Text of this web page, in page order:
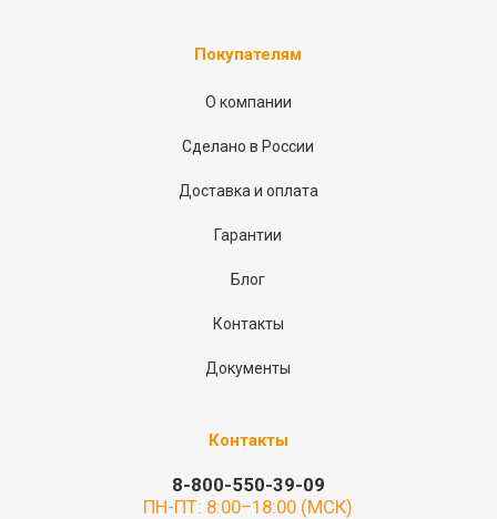
Покупателям
О компании
Сделано в России
Доставка и оплата
Гарантии
Блог
Контакты
Документы
Контакты
8-800-550-39-09
ПН-ПТ: 8:00–18:00 (МСК)